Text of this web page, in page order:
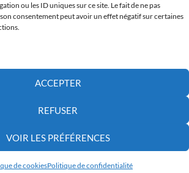
ou les ID uniques sur ce site. Le fait de ne pas
consentement peut avoir un effet négatif sur certaines
ACCEPTER
REFUSER
VOIR LES PRÉFÉRENCES
de cookiesPolitique de confidentialité
chantiers internationaux de volontariat
à des groupes constitués : scouts, maisons de
et clubs sportifs.
aux participants de s’engager concrètement
collective, en collaboration avec une
tout en vivant une rencontre
par WEBNC, We Boost your NetCom